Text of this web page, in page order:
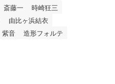
斎藤一
時崎狂三
由比ヶ浜結衣
紫音
造形フォルテ